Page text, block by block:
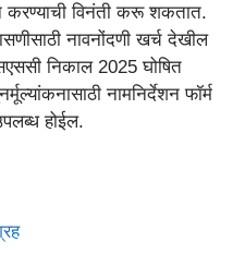
करण्याची विनंती करू शकतात.
नावनोंदणी खर्च देखील
निकाल 2025 घोषित
नामनिर्देशन फॉर्म
होईल.